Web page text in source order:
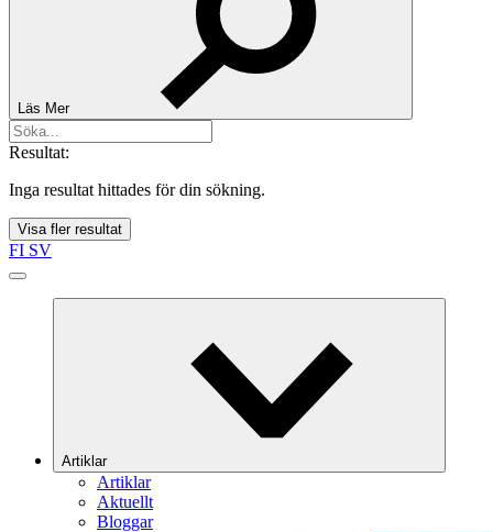
Läs Mer
Resultat:
Inga resultat hittades för din sökning.
Visa fler resultat
FI SV
Artiklar
Artiklar
Aktuellt
Bloggar